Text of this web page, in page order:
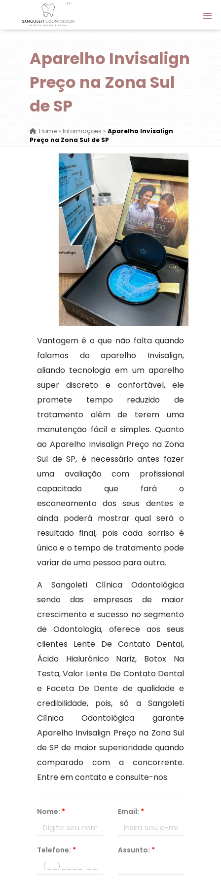
Aparelho Invisalign
Preço na Zona Sul
de SP
Home» Informações » Aparelho Invisalign
Preço na Zona Sul de SP
Vantagem é o que não falta quando
falamos do aparelho Invisalign,
aliando tecnologia em um aparelho
super discreto e confortável, ele
promete tempo reduzido de
tratamento além de terem uma
manutenção fácil e simples. Quanto
ao Aparelho Invisalign Preço na Zona
Sul de SP, é necessário antes fazer
uma avaliação com profissional
capacitado que fará o
escaneamento dos seus dentes e
ainda poderá mostrar qual será o
resultado final, pois cada sorriso é
único e o tempo de tratamento pode
variar de uma pessoa para outra.
A Sangoleti Clínica Odontológica
sendo das empresas de maior
crescimento e sucesso no segmento
de Odontologia, oferece aos seus
clientes Lente De Contato Dental,
Ácido Hialurônico Nariz, Botox Na
Testa, Valor Lente De Contato Dental
e Faceta De Dente de qualidade e
credibilidade, pois, só a Sangoleti
Clínica Odontológica garante
Aparelho Invisalign Preço na Zona Sul
de SP de maior superioridade quando
comparado com a concorrente.
Entre em contato e consulte-nos.
Nome: * Email: *
Telefone: * Assunto: *